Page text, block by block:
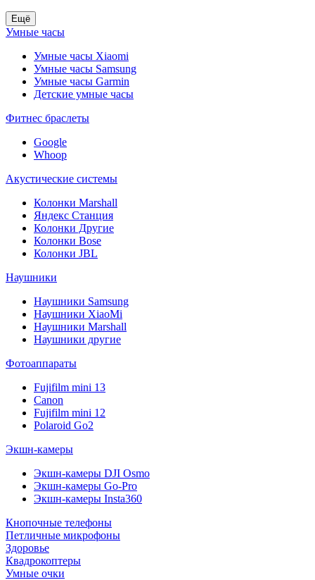
Ещё
Умные часы
Умные часы Xiaomi
Умные часы Samsung
Умные часы Garmin
Детские умные часы
Фитнес браслеты
Google
Whoop
Акустические системы
Колонки Marshall
Яндекс Станция
Колонки Другие
Колонки Bose
Колонки JBL
Наушники
Наушники Samsung
Наушники XiaoMi
Наушники Marshall
Наушники другие
Фотоаппараты
Fujifilm mini 13
Canon
Fujifilm mini 12
Polaroid Go2
Экшн-камеры
Экшн-камеры DJI Osmo
Экшн-камеры Go-Pro
Экшн-камеры Insta360
Кнопочные телефоны
Петличные микрофоны
Здоровье
Квадрокоптеры
Умные очки